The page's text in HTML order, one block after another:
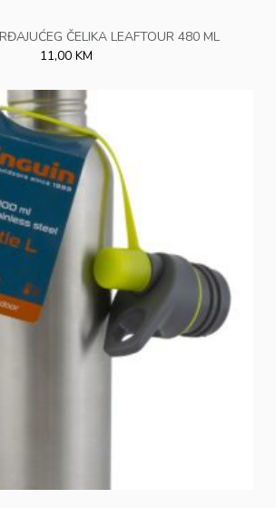
ČELIKA LEAFTOUR 480 ML
11,00 KM